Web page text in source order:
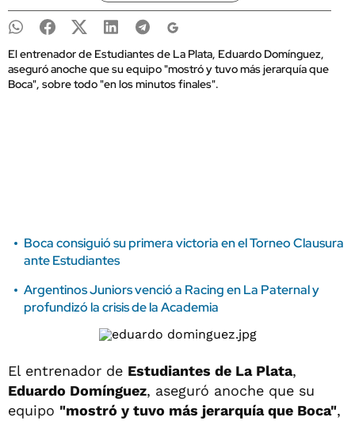
El entrenador de Estudiantes de La Plata, Eduardo Domínguez,
aseguró anoche que su equipo "mostró y tuvo más jerarquía que
Boca", sobre todo "en los minutos finales".
Boca consiguió su primera victoria en el Torneo Clausura
ante Estudiantes
Argentinos Juniors venció a Racing en La Paternal y
profundizó la crisis de la Academia
El entrenador de Estudiantes de La Plata,
Eduardo Domínguez, aseguró anoche que su
equipo "mostró y tuvo más jerarquía que Boca",